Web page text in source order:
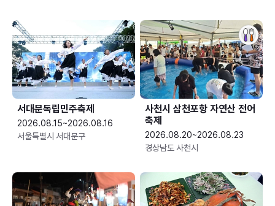
서대문독립민주축제
2026.08.15~2026.08.16
서울특별시 서대문구
사천시 삼천포항 자연산 전어
축제
2026.08.20~2026.08.23
경상남도 사천시